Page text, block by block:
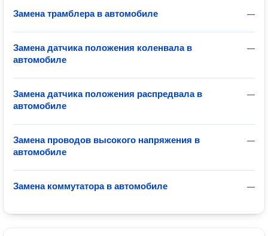
—
Замена трамблера в автомобиле
—
Замена датчика положения коленвала в
автомобиле
—
Замена датчика положения распредвала в
автомобиле
—
Замена проводов высокого напряжения в
автомобиле
—
Замена коммутатора в автомобиле